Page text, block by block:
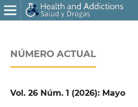
NÚMERO ACTUAL
Vol. 26 Núm. 1 (2026): Mayo